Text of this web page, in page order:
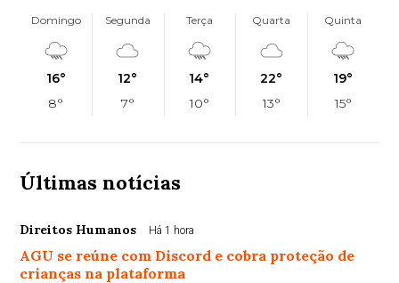
Domingo
16°
8°
Segunda
12°
7°
Terça
14°
10°
Quarta
22°
13°
Quinta
19°
15°
Últimas notícias
Direitos Humanos Há 1 hora
AGU se reúne com Discord e cobra proteção de
crianças na plataforma